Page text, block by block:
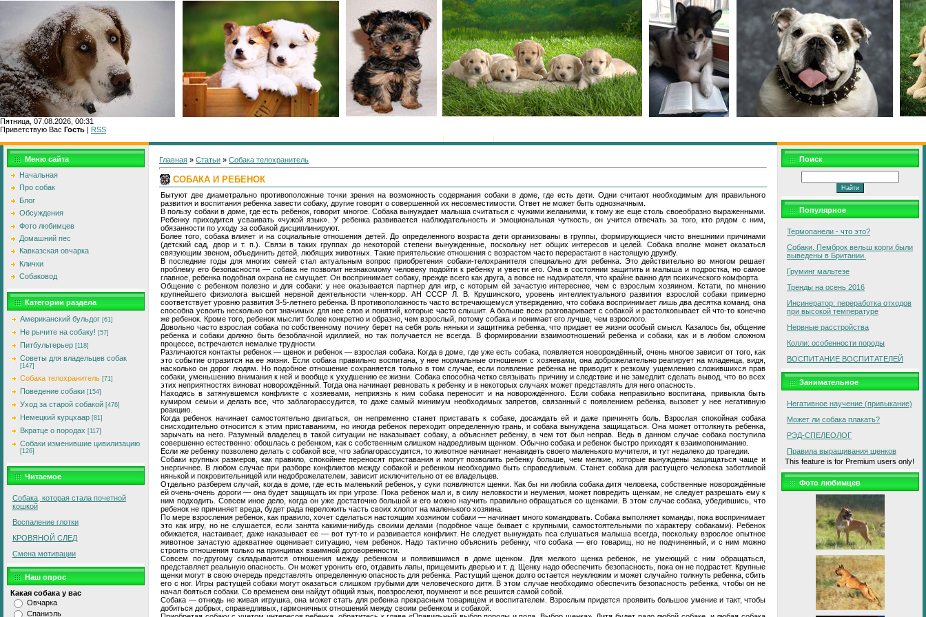
Пятница, 07.08.2026, 00:31
Приветствую Вас Гость | RSS
| |
Меню сайта
Начальная
Про собак
Блог
Обсуждения
Фото любимцев
Домашний пес
Кавказская овчарка
Клички
Собаковод
Категории раздела
Американский бульдог [61]
Не рычите на собаку! [57]
Питбультерьер [118]
Советы для владельцев собак
[147]
Собака телохранитель [71]
Поведение собаки [154]
Уход за старой собакой [476]
Немецкий курцхаар [81]
Вкратце о породах [117]
Собаки изменившие цивилизацию
[126]
Читаемое
Собака, которая стала почетной
кошкой
Воспаление глотки
КРОВЯНОЙ СЛЕД
Смена мотивации
Наш опрос
Какая собака у вас
Овчарка
Спаниэль
Главная » Статьи » Собака телохранитель
СОБАКА И РЕБЕНОК
Бытуют две диаметрально противоположные точки зрения на возможность содержания собаки в доме, где есть дети. Одни считают необходимым для правильного
развития и воспитания ребенка завести собаку, другие говорят о совершенной их несовместимости. Ответ не может быть однозначным.
В пользу собаки в доме, где есть ребенок, говорит многое. Собака вынуждает малыша считаться с чужими желаниями, к тому же еще столь своеобразно выраженными.
Ребенку приходится усваивать «чужой язык». У ребенка развивается наблюдательность и эмоциональная чуткость, он учится отвечать за того, кто рядом с ним,
обязанности по уходу за собакой дисциплинируют.
Более того, собака влияет и на социальные отношения детей. До определенного возраста дети организованы в группы, формирующиеся чисто внешними причинами
(детский сад, двор и т. п.). Связи в таких группах до некоторой степени вынужденные, поскольку нет общих интересов и целей. Собака вполне может оказаться
связующим звеном, объединить детей, любящих животных. Такие приятельские отношения с возрастом часто перерастают в настоящую дружбу.
В последние годы для многих семей стал актуальным вопрос приобретения собаки-телохранителя специально для ребенка. Это действительно во многом решает
проблему его безопасности — собака не позволит незнакомому человеку подойти к ребенку и увести его. Она в состоянии защитить и малыша и подростка, но самое
главное, ребенка подобная охрана не смущает. Он воспринимает собаку, прежде всего как друга, а вовсе не надзирателя, что крайне важно для психического комфорта.
Общение с ребенком полезно и для собаки: у нее оказывается партнер для игр, с которым ей зачастую интереснее, чем с взрослым хозяином. Кстати, по мнению
крупнейшего физиолога высшей нервной деятельности член-корр. АН СССР Л. В. Крушинского, уровень интеллектуального развития взрослой собаки примерно
соответствует уровню развития 3-5-летнего ребенка. В противоположность часто встречающемуся утверждению, что собака воспринимает лишь два десятка команд, она
способна усвоить несколько сот значимых для нее слов и понятий, которые часто слышит. А больше всех разговаривает с собакой и растолковывает ей что-то конечно
же ребенок. Кроме того, ребенок мыслит более конкретно и образно, чем взрослый, потому собака и понимает его лучше, чем взрослого.
Довольно часто взрослая собака по собственному почину берет на себя роль няньки и защитника ребенка, что придает ее жизни особый смысл. Казалось бы, общение
ребенка и собаки должно быть безоблачной идиллией, но так получается не всегда. В формировании взаимоотношений ребенка и собаки, как и в любом сложном
процессе, встречаются немалые трудности.
Различаются контакты ребенок — щенок и ребенок — взрослая собака. Когда в доме, где уже есть собака, появляется новорождённый, очень многое зависит от того, как
это событие отразится на ее жизни. Если собака правильно воспитана, у нее нормальные отношения с хозяевами, она доброжелательно реагирует на младенца, видя,
насколько он дорог людям. Но подобное отношение сохраняется только в том случае, если появление ребенка не приводит к резкому ущемлению сложившихся прав
собаки, уменьшению внимания к ней и вообще к ухудшению ее жизни. Собака способна четко связывать причину и следствие и не замедлит сделать вывод, что во всех
этих неприятностях виноват новорождённый. Тогда она начинает ревновать к ребенку и в некоторых случаях может представлять для него опасность.
Находясь в затянувшемся конфликте с хозяевами, неприязнь к ним собака переносит и на новорождённого. Если собака неправильно воспитана, привыкла быть
кумиром семьи и делать все, что заблагорассудится, то даже самый минимум необходимых запретов, связанный с появлением ребенка, вызовет у нее негативную
реакцию.
Когда ребенок начинает самостоятельно двигаться, он непременно станет приставать к собаке, досаждать ей и даже причинять боль. Взрослая спокойная собака
снисходительно относится к этим приставаниям, но иногда ребенок переходит определенную грань, и собака вынуждена защищаться. Она может оттолкнуть ребенка,
зарычать на него. Разумный владелец в такой ситуации не наказывает собаку, а объясняет ребенку, в чем тот был неправ. Ведь в данном случае собака поступила
совершенно естественно: обошлась с ребенком, как с собственным слишком надоедливым щенком. Обычно собака и ребенок быстро приходят к взаимопониманию.
Если же ребенку позволено делать с собакой все, что заблагорассудится, то животное начинает ненавидеть своего маленького мучителя, и тут недалеко до трагедии.
Собаки крупных размеров, как правило, спокойнее переносят приставания и могут позволить ребенку больше, чем мелкие, которые вынуждены защищаться чаще и
энергичнее. В любом случае при разборе конфликтов между собакой и ребенком необходимо быть справедливым. Станет собака для растущего человека заботливой
нянькой и покровительницей или недоброжелателем, зависит исключительно от ее владельцев.
Отдельно разберем случай, когда в доме, где есть маленький ребенок, у суки появляются щенки. Как бы ни любила собака дитя человека, собственные новорождённые
ей очень-очень дороги — она будет защищать их при угрозе. Пока ребенок мал и, в силу неловкости и неумения, может повредить щенкам, не следует разрешать ему к
ним подходить. Совсем иное дело, когда он уже достаточно большой и его можно научить правильно обращаться со щенками. В этом случае собака, убедившись, что
ребенок не причиняет вреда, будет рада переложить часть своих хлопот на маленького хозяина.
По мере взросления ребенок, как правило, хочет сделаться настоящим хозяином собаки — начинает много командовать. Собака выполняет команды, пока воспринимает
это как игру, но не слушается, если занята какими-нибудь своими делами (подобное чаще бывает с крупными, самостоятельными по характеру собаками). Ребенок
обижается, настаивает, даже наказывает ее — вот тут-то и развивается конфликт. Не следует вынуждать пса слушаться малыша всегда, поскольку взрослое опытное
животное зачастую адекватнее оценивает ситуацию, чем ребенок. Надо тактично объяснить ребенку, что собака — его товарищ, но не подчиненный, и с ним можно
строить отношения только на принципах взаимной договоренности.
Совсем по-другому складываются отношения между ребенком и появившимся в доме щенком. Для мелкого щенка ребенок, не умеющий с ним обращаться,
представляет реальную опасность. Он может уронить его, отдавить лапы, прищемить дверью и т. д. Щенку надо обеспечить безопасность, пока он не подрастет. Крупные
щенки могут в свою очередь представлять определенную опасность для ребенка. Растущий щенок долго остается неуклюжим и может случайно толкнуть ребенка, сбить
его с ног. Игры растущей собаки могут оказаться слишком грубыми для человеческого дитя. В этом случае необходимо обеспечить безопасность ребенка, чтобы он не
начал бояться собаки. Со временем они найдут общий язык, повзрослеют, поумнеют и все решится самой собой.
Собака — отнюдь не живая игрушка, она может стать для ребенка прекрасным товарищем и воспитателем. Взрослым придется проявить большое умение и такт, чтобы
добиться добрых, справедливых, гармоничных отношений между своим ребенком и собакой.
Поиск
Популярное
Термопанели - что это?
Собаки. Пемброк вельш корги были
выведены в Британии.
Груминг мальтезе
Тренды на осень 2016
Инсинератор: переработка отходов
при высокой температуре
Нервные расстройства
Колли: особенности породы
ВОСПИТАНИЕ ВОСПИТАТЕЛЕЙ
Занимательное
Негативное научение (привыкание)
Может ли собака плакать?
РЭД-СПЕЛЕОЛОГ
Правила выращивания щенков
This feature is for Premium users only!
Фото любимцев